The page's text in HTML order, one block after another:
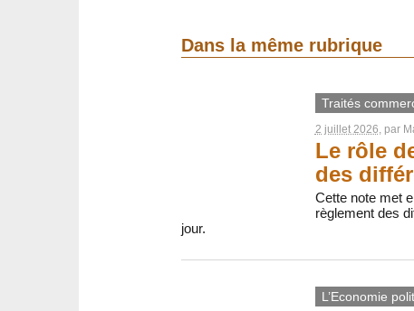
Dans la même rubrique
Traités
2 juillet 2026 , par
Le rôle
des
Cette note met
règlement des
jour.
L’Economie